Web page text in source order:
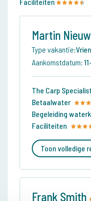
Martin
Type vakantie:
Aankomstdatum:
The Carp Specialist
Betaalwater
Begeleiding
Faciliteiten
Toon volledige
Frank Smith